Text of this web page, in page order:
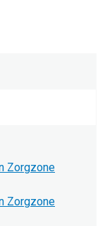
Zorgzone
Zorgzone